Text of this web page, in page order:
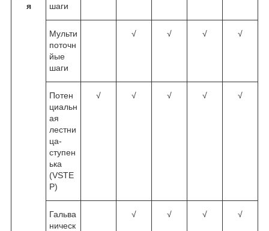
я
шаги
Мульти
поточн
йые
шаги
√ √ √ √
Потен
циальн
ая
лестни
ца-
ступен
ька
(VSTE
P)
√ √ √ √ √
Гальва
ническ
√ √ √ √